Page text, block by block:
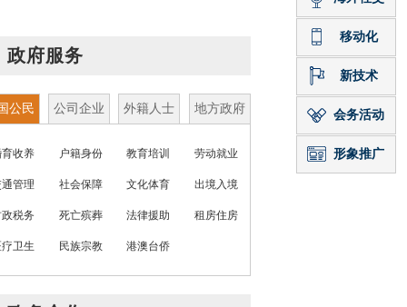
政府服务
公民 公司企业 外籍人士 地方政府
育收养 户籍身份 教育培训 劳动就业
管理 社会保障 文化体育 出境入境
税务 死亡殡葬 法律援助 租房住房
卫生 民族宗教 港澳台侨